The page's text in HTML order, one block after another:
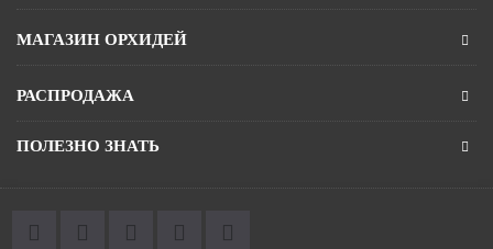
МАГАЗИН ОРХИДЕЙ
РАСПРОДАЖА
ПОЛЕЗНО ЗНАТЬ